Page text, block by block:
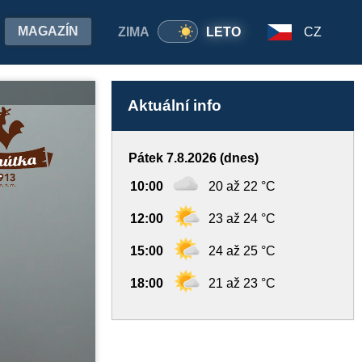
ZIMA LETO
MAGAZÍN CZ
Aktuální info
Pátek 7.8.2026 (dnes)
10:00 20 až 22 °C
12:00 23 až 24 °C
15:00 24 až 25 °C
18:00 21 až 23 °C